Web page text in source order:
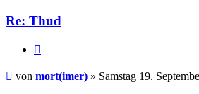
Re: Thud
Beitrag
von mort(imer) » Samstag 19.